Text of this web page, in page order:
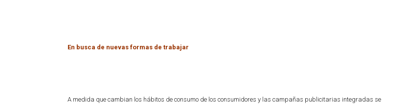
En busca de nuevas formas de trabajar
A medida que cambian los hábitos de consumo de los consumidores y las campañas publicitarias integradas se